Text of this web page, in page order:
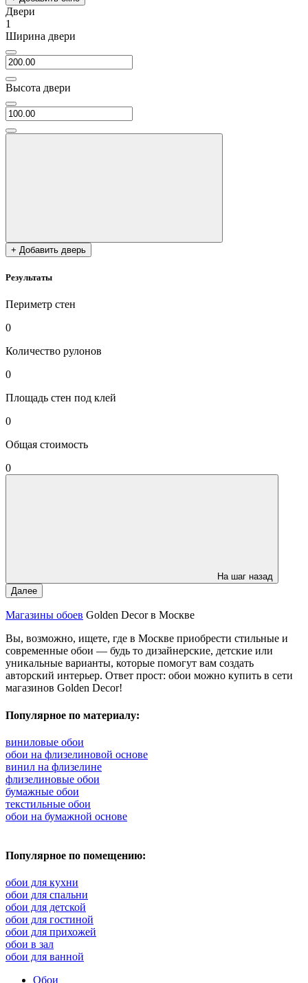
Двери
1
Ширина двери
Высота двери
+ Добавить дверь
Результаты
Периметр стен
0
Количество рулонов
0
Площадь стен под клей
0
Общая стоимость
0
На шаг назад
Далее
Магазины обоев Golden Decor в Москве
Вы, возможно, ищете, где в Москве приобрести стильные и
современные обои — будь то дизайнерские, детские или
уникальные варианты, которые помогут вам создать
авторский интерьер. Ответ прост: обои можно купить в сети
магазинов Golden Decor!
Популярное по материалу:
виниловые обои
обои на флизелиновой основе
винил на флизелине
флизелиновые обои
бумажные обои
текстильные обои
обои на бумажной основе
Популярное по помещению:
обои для кухни
обои для спальни
обои для детской
обои для гостиной
обои для прихожей
обои в зал
обои для ванной
Обои